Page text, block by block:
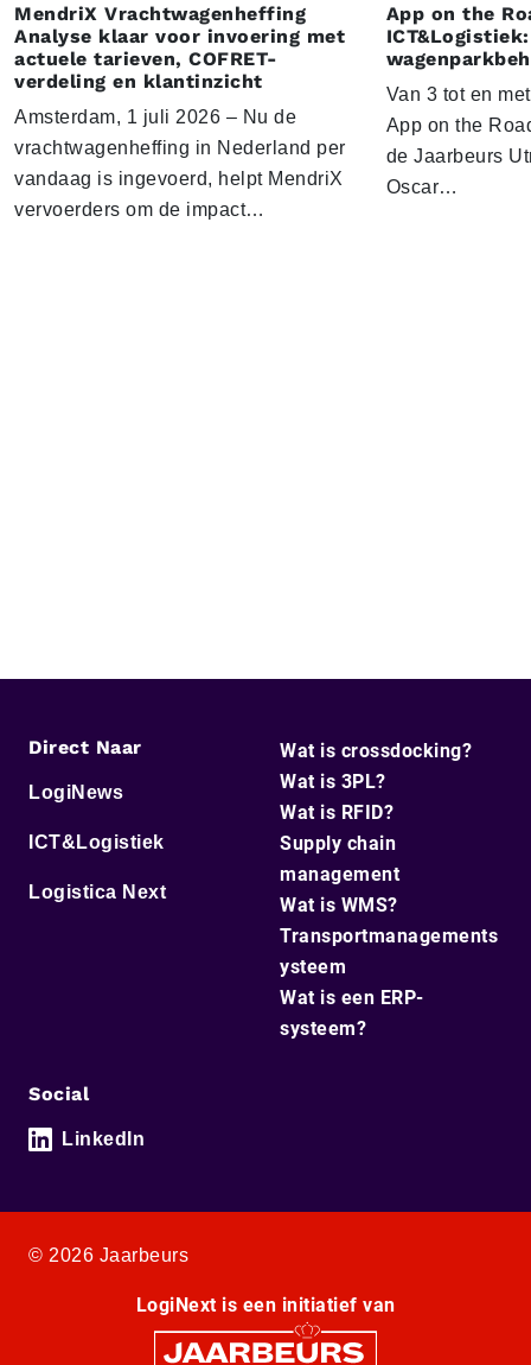
MendriX Vrachtwagenheffing
Analyse klaar voor invoering met
actuele tarieven, COFRET-
verdeling en klantinzicht
Amsterdam, 1 juli 2026 – Nu de
vrachtwagenheffing in Nederland per
vandaag is ingevoerd, helpt MendriX
vervoerders om de impact…
App on the
Van 3 tot en
App on the
de Jaarbeurs
Oscar…
Direct Naar
LogiNews
ICT&Logistiek
Logistica Next
Wat is crossdocking?
Wat is 3PL?
Wat is RFID?
Supply chain
management
Wat is WMS?
Transportmanagements
ysteem
Wat is een ERP-
systeem?
Social
LinkedIn
© 2026 Jaarbeurs
LogiNext is een initiatief van